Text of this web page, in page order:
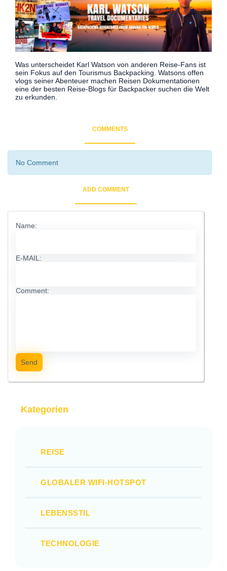
Was unterscheidet Karl Watson von anderen Reise-Fans ist
sein Fokus auf den Tourismus Backpacking. Watsons offen
vlogs seiner Abenteuer machen Reisen Dokumentationen
eine der besten Reise-Blogs für Backpacker suchen die Welt
zu erkunden.
COMMENTS
No Comment
ADD COMMENT
Name:
E-MAIL:
Comment:
Send
Kategorien
REISE
GLOBALER WIFI-HOTSPOT
LEBENSSTIL
TECHNOLOGIE